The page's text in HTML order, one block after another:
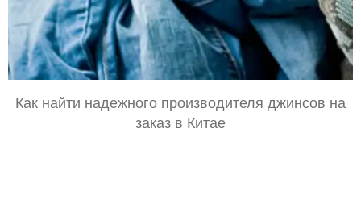
Как найти надежного производителя джинсов на
заказ в Китае